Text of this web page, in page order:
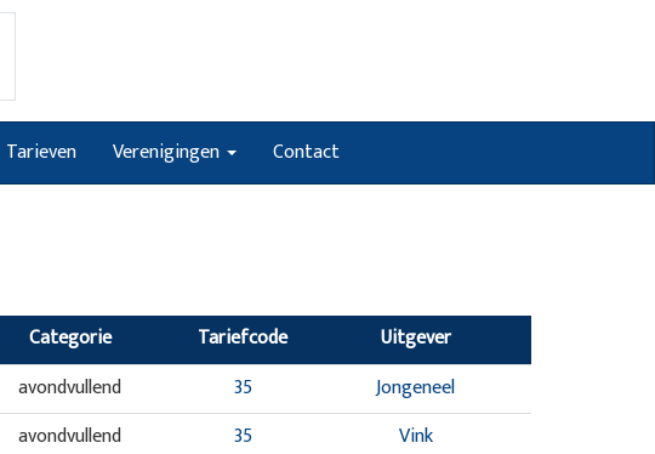
Tarieven Verenigingen Contact
Categorie Tariefcode
Uitgever
avondvullend 35
Jongeneel
avondvullend 35
Vink